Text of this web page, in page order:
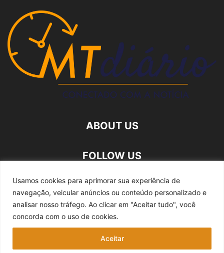
Usamos cookies para aprimorar sua experiência de
navegação, veicular anúncios ou conteúdo personalizado e
analisar nosso tráfego. Ao clicar em "Aceitar tudo", você
concorda com o uso de cookies.
Aceitar
ABOUT US
FOLLOW US
Quem somos Expediente Fale Conosco